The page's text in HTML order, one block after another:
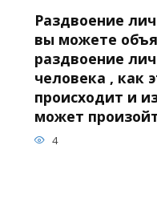
Раздвоение
вы можете
раздвоение
человека , как
происходит и
может
4